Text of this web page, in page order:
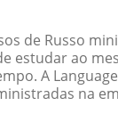
de Russo
estudar ao
A
na